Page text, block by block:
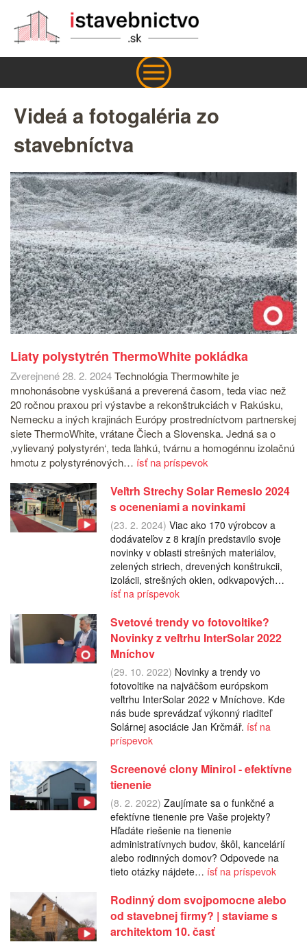
Videá a fotogaléria zo
stavebníctva
Liaty polystytrén ThermoWhite pokládka
Zverejnené 28. 2. 2024Technológia Thermowhite je
mnohonásobne vyskúšaná a preverená časom, teda viac než
20 ročnou praxou pri výstavbe a rekonštrukciách v Rakúsku,
Nemecku a iných krajinách Európy prostredníctvom partnerskej
siete ThermoWhite, vrátane Čiech a Slovenska. Jedná sa o
‚vylievaný polystyrén‘, teda ľahkú, tvárnu a homogénnu izolačnú
hmotu z polystyrénových… ísť na príspevok
Veľtrh Strechy Solar Remeslo 2024
s oceneniami a novinkami
(23. 2. 2024) Viac ako 170 výrobcov a
dodávateľov z 8 krajín predstavilo svoje
novinky v oblasti strešných materiálov,
zelených striech, drevených konštrukcii,
izolácii, strešných okien, odkvapových…
ísť na príspevok
Svetové trendy vo fotovoltike?
Novinky z veľtrhu InterSolar 2022
Mníchov
(29. 10. 2022) Novinky a trendy vo
fotovoltike na najväčšom európskom
veľtrhu InterSolar 2022 v Mníchove. Kde
nás bude sprevádzať výkonný riaditeľ
Solárnej asociácie Jan Krčmář. ísť na
príspevok
Screenové clony Minirol - efektívne
tienenie
(8. 2. 2022) Zaujímate sa o funkčné a
efektívne tienenie pre Vaše projekty?
Hľadáte riešenie na tienenie
administratívnych budov, škôl, kancelárií
alebo rodinných domov? Odpovede na
tieto otázky nájdete… ísť na príspevok
Rodinný dom svojpomocne alebo
od stavebnej firmy? | staviame s
architektom 10. časť